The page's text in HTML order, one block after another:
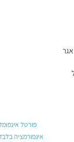
פורטל
אינפורמציה